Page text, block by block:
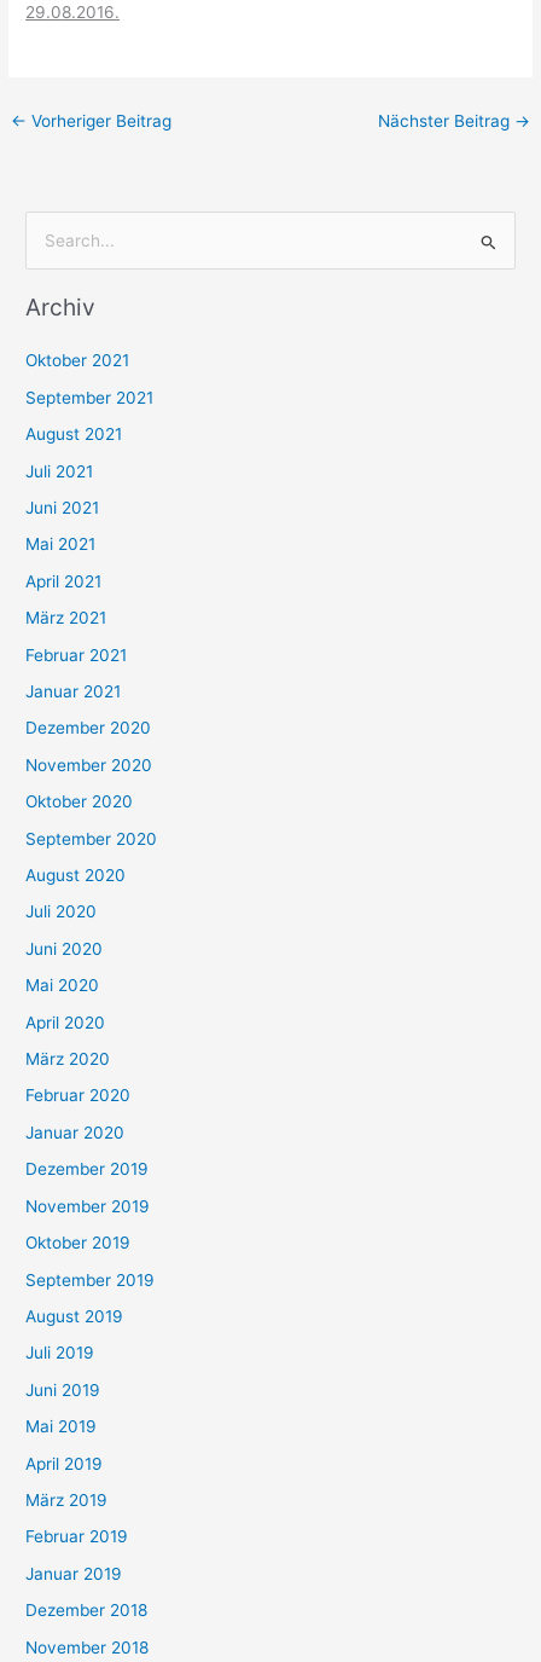
29.08.2016.
← Vorheriger Beitrag Nächster Beitrag →
c
n
n
a
c
h
:
Archiv
Oktober 2021
September 2021
August 2021
Juli 2021
Juni 2021
Mai 2021
April 2021
März 2021
Februar 2021
Januar 2021
Dezember 2020
November 2020
Oktober 2020
September 2020
August 2020
Juli 2020
Juni 2020
Mai 2020
April 2020
März 2020
Februar 2020
Januar 2020
Dezember 2019
November 2019
Oktober 2019
September 2019
August 2019
Juli 2019
Juni 2019
Mai 2019
April 2019
März 2019
Februar 2019
Januar 2019
Dezember 2018
November 2018